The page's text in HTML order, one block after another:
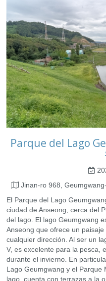
Parque del Lago
Jinan-ro 968,
El Parque del Lago
ciudad de Anseong, cerca del
del lago. El lago Geumgwang
Anseong que ofrece un
cualquier dirección. Al ser un
V, es excelente para la pesca,
durante el invierno. En
Lago Geumgwang y el Parque
lago, cuenta con terrazas a la